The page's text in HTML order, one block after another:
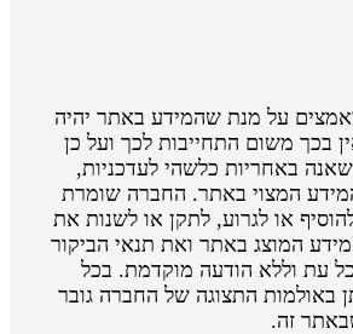
על מנת שהמידע באתר יהיה
בכך משום התחייבות לכך ועל כן
באחריות כלשהי לעדכניות,
המצוי באתר. החברה שומרת
או לגרוע, לתקן או לשנות את
המוצג באתר ואת תנאי הביקור
עת וללא הודעה מוקדמת. בכל
התצוגה של החברה גובר
זה.